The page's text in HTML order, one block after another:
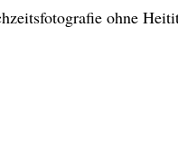
ohne